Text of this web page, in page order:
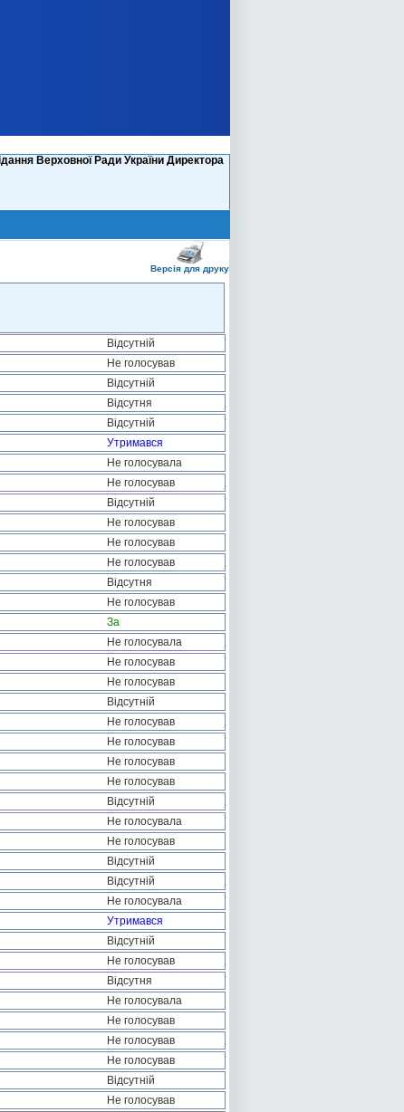
Верховної Ради України Директора
Версія для друку
Відсутній
Не голосував
Відсутній
Відсутня
Відсутній
Утримався
Не голосувала
Не голосував
Відсутній
Не голосував
Не голосував
Не голосував
Відсутня
Не голосував
За
Не голосувала
Не голосував
Не голосував
Відсутній
Не голосував
Не голосував
Не голосував
Не голосував
Відсутній
Не голосувала
Не голосував
Відсутній
Відсутній
Не голосувала
Утримався
Відсутній
Не голосував
Відсутня
Не голосувала
Не голосував
Не голосував
Не голосував
Відсутній
Не голосував